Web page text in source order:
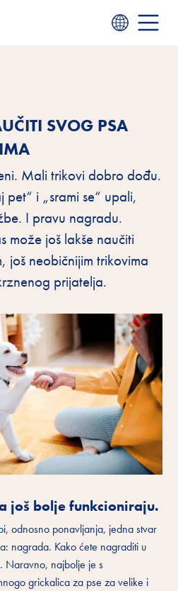
SVOG PSA
Mali trikovi dobro dođu.
i „srami se“ upali,
I pravu nagradu.
može još lakše naučiti
još neobičnijim trikovima
prijatelja.
još bolje funkcioniraju.
odnosno ponavljanja, jedna stvar
nagrada. Kako ćete nagraditi u
Naravno, najbolje je s
grickalica za pse za velike i